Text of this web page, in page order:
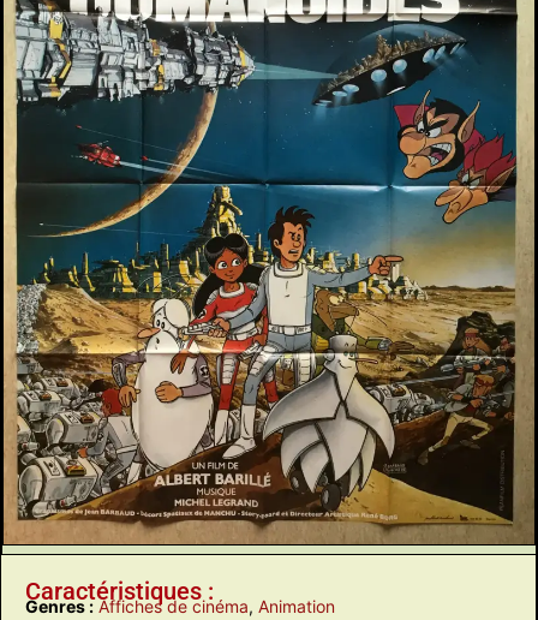
Caractéristiques :
Genres : Affiches de cinéma, Animation